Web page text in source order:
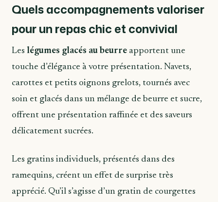
Quels accompagnements valoriser
pour un repas chic et convivial
Les légumes glacés au beurre apportent une
touche d’élégance à votre présentation. Navets,
carottes et petits oignons grelots, tournés avec
soin et glacés dans un mélange de beurre et sucre,
offrent une présentation raffinée et des saveurs
délicatement sucrées.
Les gratins individuels, présentés dans des
ramequins, créent un effet de surprise très
apprécié. Qu’il s’agisse d’un gratin de courgettes